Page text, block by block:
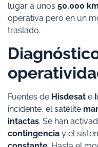
lugar a unos 50.000
operativa pero en un
traslado.
Fuentes de Hisdesat e
incidente, el satélite
intactas. Se han
contingencia y el